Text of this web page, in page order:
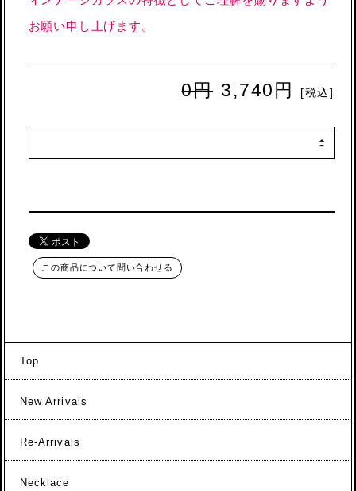
お願い申し上げます。
0円 3,740円 [税込]
この商品について問い合わせる
Top
New Arrivals
Re-Arrivals
Necklace